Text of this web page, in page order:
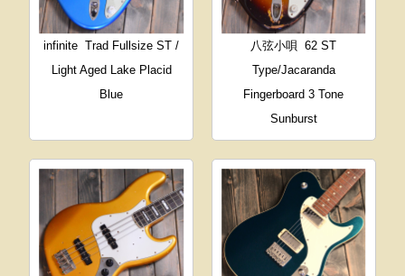
infinite Trad Fullsize ST /
Light Aged Lake Placid
Blue
八弦小唄
62 ST
Type/Jacaranda
Fingerboard 3 Tone
Sunburst